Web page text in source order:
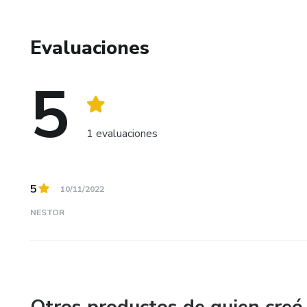
aseguro que cambiaré tu visión hacia la vida sana.
Evaluaciones
5 1 evaluaciones
5 10/11/2022
NESTOR